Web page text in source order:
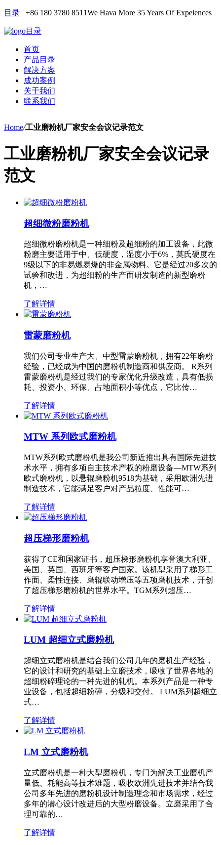
目录 +86 180 3780 8511We Hava More 35 Years Of Expeiences
目录
首页
产品目录
解决方案
成功案例
关于我们
联系我们
Home/工业磨粉机厂家安全会议记录范文
工业磨粉机厂家安全会议记录
范文
超细微粉磨粉机
超细微粉磨粉机是一种细粉及超细粉的加工设备，此微
粉磨主要适用于中、低硬度，湿度小于6%，莫氏硬度在
9级以下的非易燃易爆的非金属物料。它是经过20多次的
试验和改进，为超细粉的生产而研发制造的新型磨粉
机，…
了解详情
雷蒙磨粉机
我们公司专业生产大、中型雷蒙磨粉机，拥有22年磨粉
经验，已经成为中国的磨粉机制造商和供应商。 R系列
雷蒙磨粉机是经过我们的专家优化升级改造，具有低损
耗、投资小、环保、占地面积小等优点，它比传…
了解详情
MTW 系列欧式磨粉机
MTW系列欧式磨粉机是我公司新近推出具有国际先进技
术水平，拥有多项自主技术产权的粉磨设备—MTW系列
欧式磨粉机，以悬辊磨粉机9518为基础，采用欧洲先进
制造技术，它能满足客户对产品粒度、性能可…
了解详情
超压梯形磨粉机
获得了CE和国家证书，超压梯形磨粉机享誉澳大利亚、
美国、英国、西班牙等客户国家。该机型采用了梯形工
作面、柔性连接、磨辊联动增压等五项磨机技术，开创
了超压梯形磨粉机的世界水平。TGM系列超压…
了解详情
LUM 超细立式磨粉机
超细立式磨粉机是结合我们公司几年的磨机生产经验，
它的设计和研究的基础上立磨技术，吸收了世界各地的
超细粉碎理论的一种先进的轧机。本系列产品是一种专
业设备，包括超细粉碎，分级和交付。 LUM系列超细立
式…
了解详情
LM 立式磨粉机
立式磨粉机是一种大型磨粉机，专门为解决工业磨机产
量低、耗能高等技术难题，吸收欧洲先进技术并结合我
公司多年先进的磨粉机设计制造理念和市场需求，经过
多年的潜心设计改进后的大型粉磨设备。立磨采用了合
理可靠的…
了解详情